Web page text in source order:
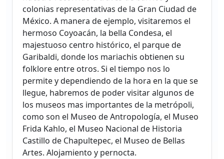
colonias representativas de la Gran Ciudad de
México. A manera de ejemplo, visitaremos el
hermoso Coyoacán, la bella Condesa, el
majestuoso centro histórico, el parque de
Garibaldi, donde los mariachis obtienen su
folklore entre otros. Si el tiempo nos lo
permite y dependiendo de la hora en la que se
llegue, habremos de poder visitar algunos de
los museos mas importantes de la metrópoli,
como son el Museo de Antropología, el Museo
Frida Kahlo, el Museo Nacional de Historia
Castillo de Chapultepec, el Museo de Bellas
Artes. Alojamiento y pernocta.